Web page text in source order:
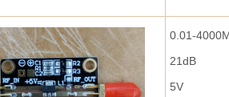
0.01-
21dB
5V